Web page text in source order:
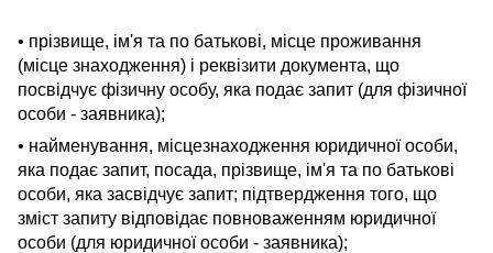
• прізвище, ім'я та по батькові, місце проживання
(місце знаходження) і реквізити документа, що
посвідчує фізичну особу, яка подає запит (для фізичної
особи - заявника);
• найменування, місцезнаходження юридичної особи,
яка подає запит, посада, прізвище, ім'я та по батькові
особи, яка засвідчує запит; підтвердження того, що
зміст запиту відповідає повноваженням юридичної
особи (для юридичної особи - заявника);